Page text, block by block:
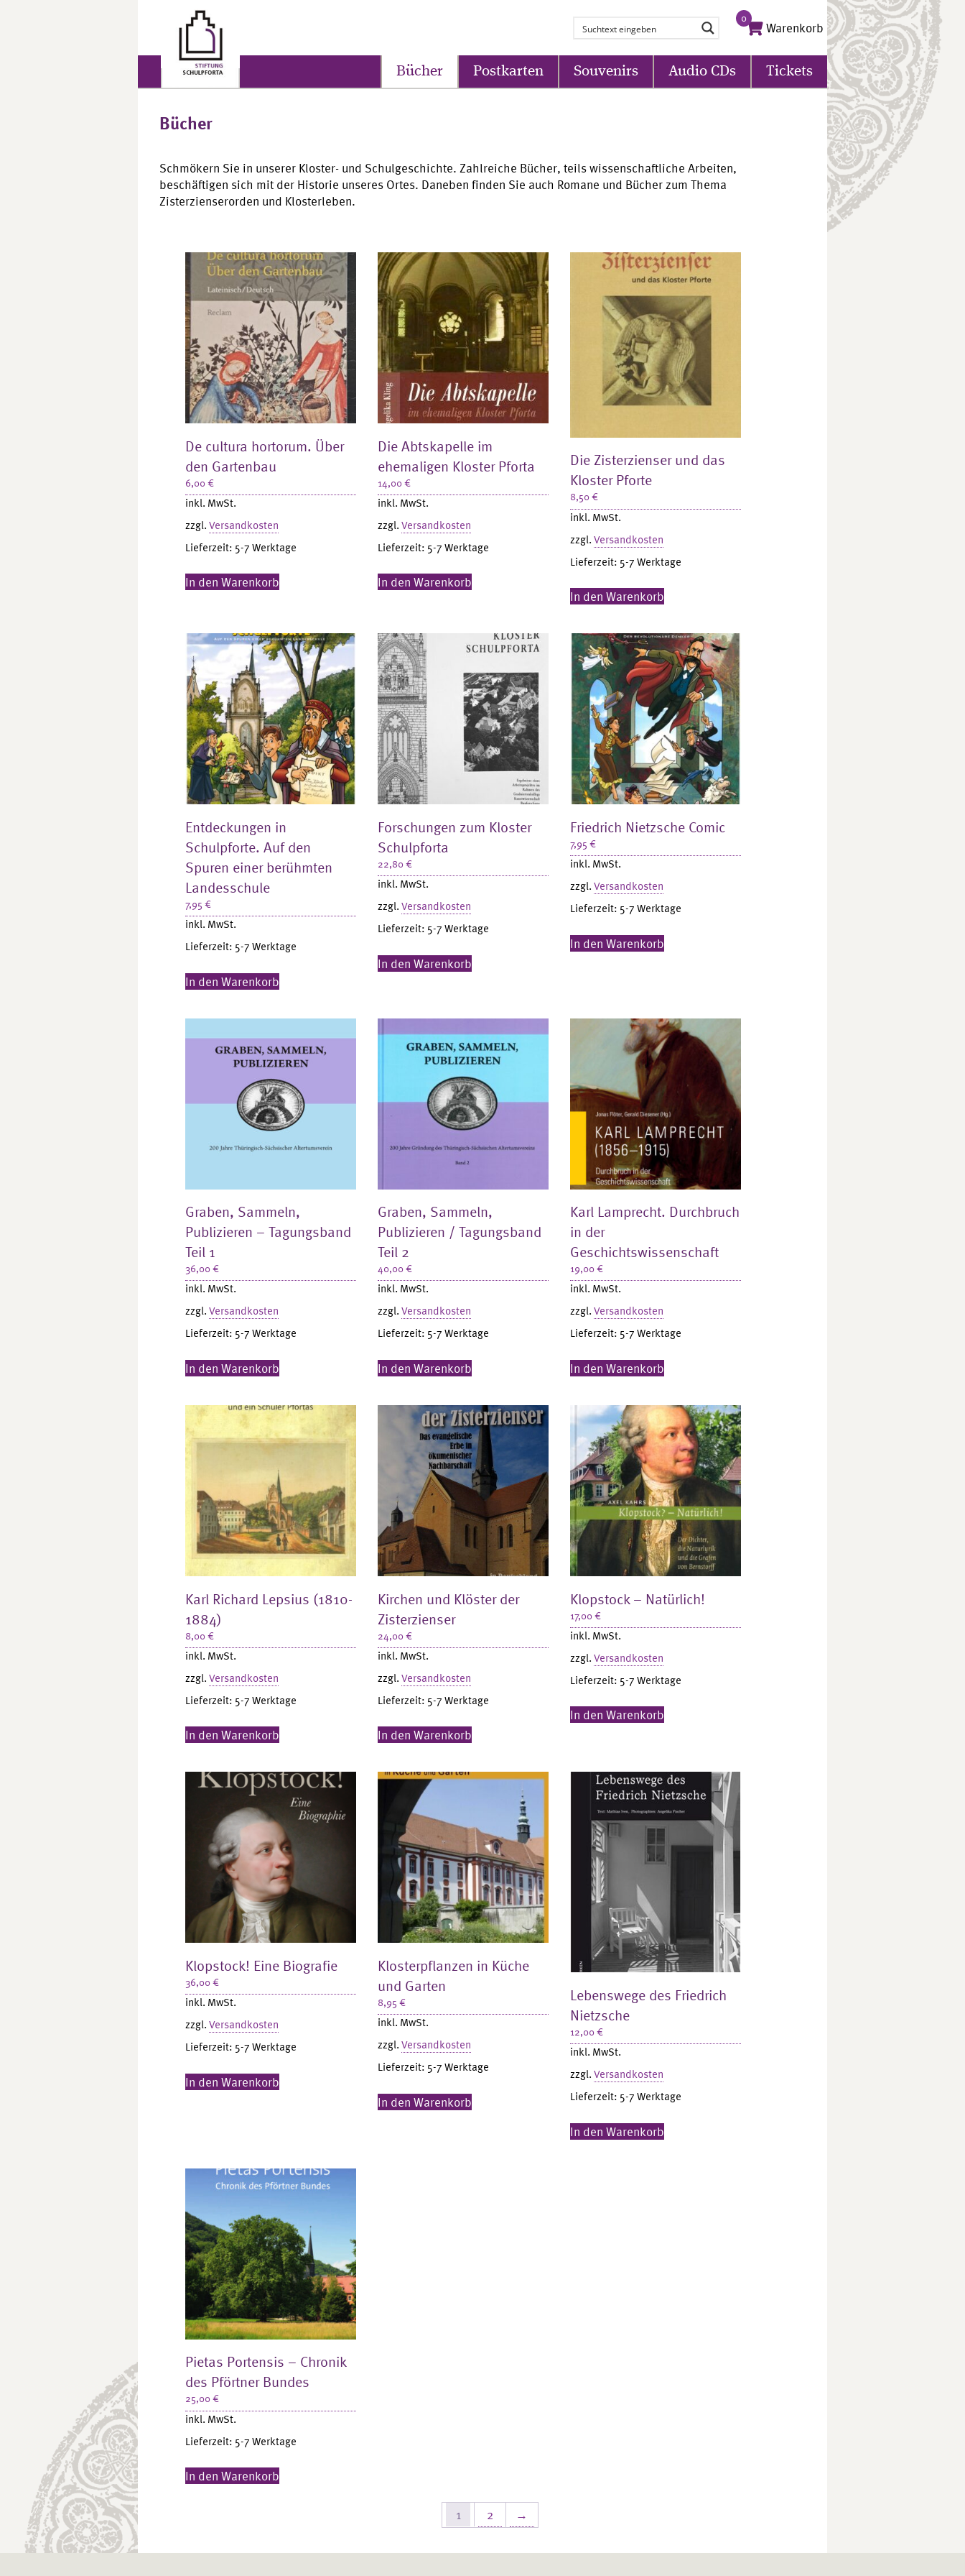
0
Warenkorb
Bücher Postkarten Souvenirs Audio CDs Tickets
Bücher
Schmökern Sie in unserer Kloster- und Schulgeschichte. Zahlreiche Bücher, teils wissenschaftliche Arbeiten,
beschäftigen sich mit der Historie unseres Ortes. Daneben finden Sie auch Romane und Bücher zum Thema
Zisterzienserorden und Klosterleben.
De cultura hortorum. Über
den Gartenbau
6,00€
inkl. MwSt.
zzgl.Versandkosten
Lieferzeit: 5-7 Werktage
In den Warenkorb
Die Abtskapelle im
ehemaligen Kloster Pforta
14,00€
inkl. MwSt.
zzgl.Versandkosten
Lieferzeit: 5-7 Werktage
In den Warenkorb
Die Zisterzienser und das
Kloster Pforte
8,50€
inkl. MwSt.
zzgl.Versandkosten
Lieferzeit: 5-7 Werktage
In den Warenkorb
Entdeckungen in
Schulpforte. Auf den
Spuren einer berühmten
Landesschule
7,95€
inkl. MwSt.
Lieferzeit: 5-7 Werktage
In den Warenkorb
Forschungen zum Kloster
Schulpforta
22,80€
inkl. MwSt.
zzgl.Versandkosten
Lieferzeit: 5-7 Werktage
In den Warenkorb
Friedrich Nietzsche Comic
7,95€
inkl. MwSt.
zzgl.Versandkosten
Lieferzeit: 5-7 Werktage
In den Warenkorb
Graben, Sammeln,
Publizieren – Tagungsband
Teil 1
36,00€
inkl. MwSt.
zzgl.Versandkosten
Lieferzeit: 5-7 Werktage
In den Warenkorb
Graben, Sammeln,
Publizieren / Tagungsband
Teil 2
40,00€
inkl. MwSt.
zzgl.Versandkosten
Lieferzeit: 5-7 Werktage
In den Warenkorb
Karl Lamprecht. Durchbruch
in der
Geschichtswissenschaft
19,00€
inkl. MwSt.
zzgl.Versandkosten
Lieferzeit: 5-7 Werktage
In den Warenkorb
Karl Richard Lepsius (1810-
1884)
8,00€
inkl. MwSt.
zzgl.Versandkosten
Lieferzeit: 5-7 Werktage
In den Warenkorb
Kirchen und Klöster der
Zisterzienser
24,00€
inkl. MwSt.
zzgl.Versandkosten
Lieferzeit: 5-7 Werktage
In den Warenkorb
Klopstock – Natürlich!
17,00€
inkl. MwSt.
zzgl.Versandkosten
Lieferzeit: 5-7 Werktage
In den Warenkorb
Klopstock! Eine Biografie
36,00€
inkl. MwSt.
zzgl.Versandkosten
Lieferzeit: 5-7 Werktage
In den Warenkorb
Klosterpflanzen in Küche
und Garten
8,95€
inkl. MwSt.
zzgl.Versandkosten
Lieferzeit: 5-7 Werktage
In den Warenkorb
Lebenswege des Friedrich
Nietzsche
12,00€
inkl. MwSt.
zzgl.Versandkosten
Lieferzeit: 5-7 Werktage
In den Warenkorb
Pietas Portensis – Chronik
des Pförtner Bundes
25,00€
inkl. MwSt.
Lieferzeit: 5-7 Werktage
In den Warenkorb
1 2 →